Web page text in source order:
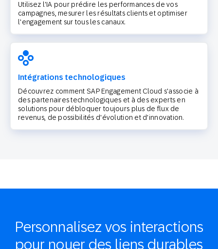
Utilisez l'IA pour prédire les performances de vos
campagnes, mesurer les résultats clients et optimiser
l'engagement sur tous les canaux.
Intégrations technologiques
Découvrez comment SAP Engagement Cloud s'associe à
des partenaires technologiques et à des experts en
solutions pour débloquer toujours plus de flux de
revenus, de possibilités d'évolution et d'innovation.
Personnalisez vos interactions
pour nouer des liens durables